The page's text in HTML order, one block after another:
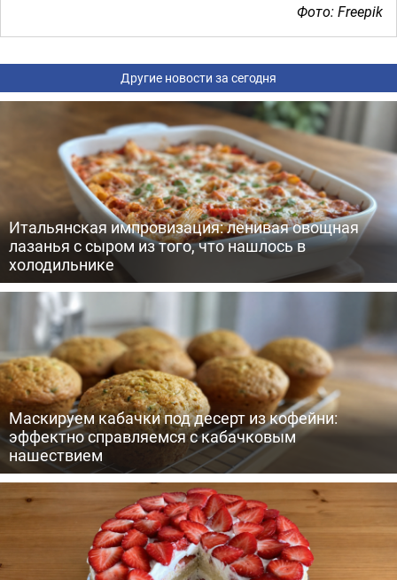
Фото: Freepik
Другие новости за сегодня
Итальянская импровизация: ленивая овощная
лазанья с сыром из того, что нашлось в
холодильнике
Маскируем кабачки под десерт из кофейни:
эффектно справляемся с кабачковым
нашествием